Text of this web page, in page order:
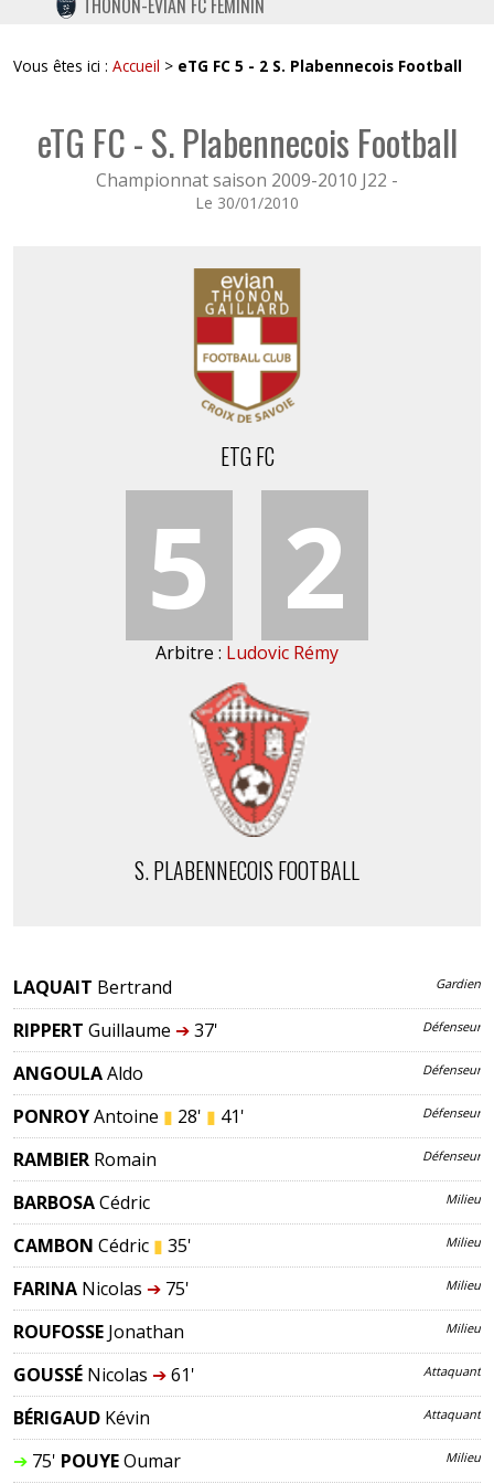
TWITTER
INSTAGRAM
THONON-EVIAN FC FÉMININ
Vous êtes ici : Accueil > eTG FC 5 - 2 S. Plabennecois Football
eTG FC - S. Plabennecois Football
Championnat saison 2009-2010 J22 -
Le 30/01/2010
ETG FC
5 2
Arbitre : Ludovic Rémy
S. PLABENNECOIS FOOTBALL
LAQUAIT Bertrand Gardien
RIPPERT Guillaume ➔37' Défenseur
ANGOULAAldo Défenseur
PONROYAntoine ▮ 28' ▮ 41' Défenseur
RAMBIER Romain Défenseur
BARBOSACédric Milieu
CAMBON Cédric ▮ 35' Milieu
FARINA Nicolas ➔75' Milieu
ROUFOSSE Jonathan Milieu
GOUSSÉ Nicolas ➔61' Attaquant
BÉRIGAUD Kévin Attaquant
➔75' POUYEOumar Milieu